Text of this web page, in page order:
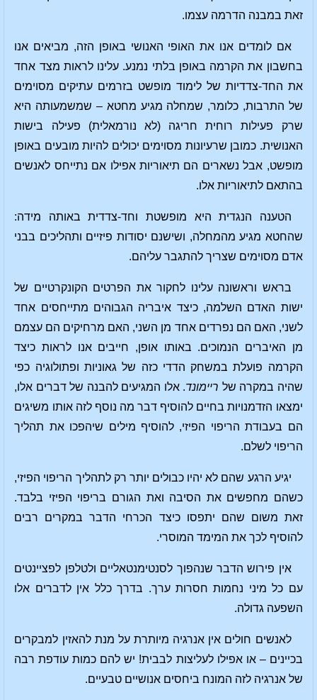
זאת במבנה הדרמה עצמו.
אם לומדים אנו את האופי האנושי באופן הזה, מביאים אנו
בחשבון את הקרמה באופן בלתי נמנע. עלינו לראות מצד אחד
את החד-צדדיות של לימוד מופשט בזרמים עתיקים מסוימים
של התרבות, כלומר, שמחלה מגיע מחטא – שמשמעותה היא
שרק פעילות רוחית חריגה (לא נורמאלית) פעילה בישות
האנושית. כמובן שרעיונות מסוימים יכולים להיות מובעים באופן
מופשט, אבל נשארים הם תיאוריות אפילו אם נתייחס לאנשים
בהתאם לתיאוריות אלו.
הטענה הנגדית היא מופשטת וחד-צדדית באותה מידה:
שהחטא מגיע מהמחלה, ושישנם יסודות פיזיים ותהליכים בבני
אדם מסוימים שצריך להתגבר עליהם.
בראש וראשונה עלינו לחקור את הפרטים הקונקרטיים של
ישות האדם השלמה, כיצד איבריה הגבוהים מתייחסים אחד
לשני, האם הם נפרדים אחד מן השני, האם מרחיקים הם עצמם
מן האיברים הנמוכים. באותו אופן, חייבים אנו לראות כיצד
הקרמה פועלת במשחק הדדי כזה של גאוניות ופתולוגיה כפי
שהיה במקרה של ריימונד. אלו המגיעים להבנה של דברים אלו,
ימצאו הזדמנויות בחיים להוסיף דבר מה נוסף לזה אותו משיגים
הם בעבודת הריפוי הפיזי, להוסיף מילים שיהפכו את תהליך
הריפוי לשלם.
יגיע הרגע שהם לא יהיו כבולים יותר רק לתהליך הריפוי הפיזי,
כשהם מחפשים את הסיבה ואת הגורם בריפוי הפיזי בלבד.
זאת משום שהם יתפסו כיצד הכרחי הדבר במקרים רבים
להוסיף לכך את המימד המוסרי.
אין פירוש הדבר שנהפוך לסנטימנטאליים ולטלפן לפציינטים
עם כל מיני נחמות חסרות ערך. בדרך כלל אין לדברים אלו
השפעה גדולה.
לאנשים חולים אין אנרגיה מיותרת על מנת להאזין למבקרים
בכיינים – או אפילו לעליצות לבבית! יש להם כמות עודפת רבה
של אנרגיה לזה המונח ביחסים אנושיים טבעיים.